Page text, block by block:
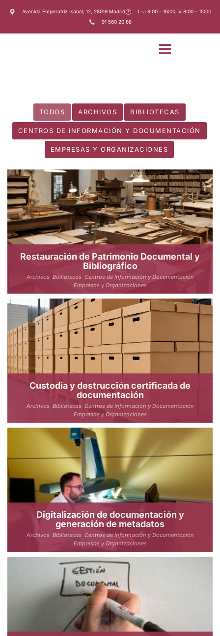
Avenida Emperatriz Isabel, 12, 28019 Madrid
L-J 8:00 - 16:00, V 8:00 - 15:00
91 560 20 88
TODOS ARCHIVOS BIBLIOTECAS
CENTROS DE INFORMACIÓN Y DOCUMENTACIÓN
EMPRESAS Y ORGANIZACIONES
Restauración de Patrimonio Documental y
Bibliográfico
Archivos Bibliotecas Centros de Información y Documentación
Empresas y Organizaciones
Custodia y destrucción certificada de
documentación
Archivos Bibliotecas Centros de Información y Documentación
Empresas y Organizaciones
Digitalización de documentación y
generación de metadatos
Archivos Bibliotecas Centros de Información y Documentación
Empresas y Organizaciones